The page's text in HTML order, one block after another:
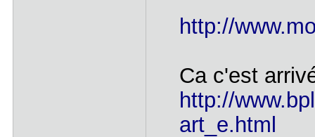
http://
Ca c'est
http://
art_e.html